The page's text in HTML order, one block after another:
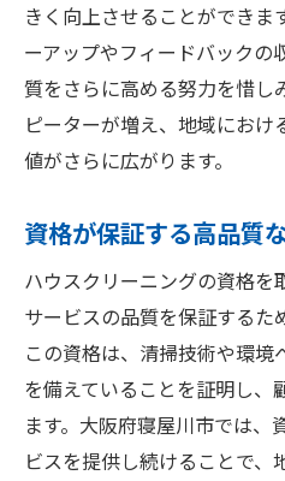
寝屋川市での資格
寝屋川市でのハウスク
テップ
資格取得までの基
必要な資格試験とそ
寝屋川市での講座
資格取得後のフォ
資格取得者の成功
地域に根ざしたハウス
る方法
地元密着型サービ
きく向上させることができま
ーアップやフィードバックの
質をさらに高める努力を惜し
ピーターが増え、地域にお
値がさらに広がります。
資格が保証する高品質
ハウスクリーニングの資格を
サービスの品質を保証するた
この資格は、清掃技術や環
を備えていることを証明し
ます。大阪府寝屋川市では、
ビスを提供し続けることで